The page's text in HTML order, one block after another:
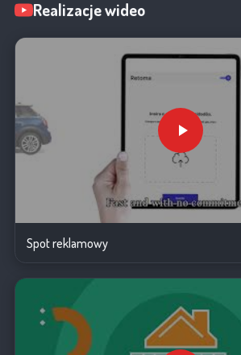
Realizacje wideo
Spot reklamowy